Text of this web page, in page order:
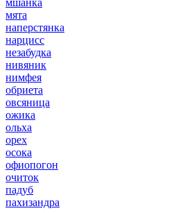
мшанка
мята
наперстянка
нарцисс
незабудка
нивяник
нимфея
обриета
овсяница
ожика
ольха
орех
осока
офиопогон
очиток
падуб
пахизандра